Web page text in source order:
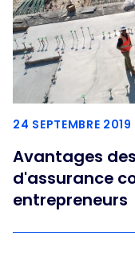
24 SEPTEMBRE 2019
Avantages
d'assurance
entrepreneurs